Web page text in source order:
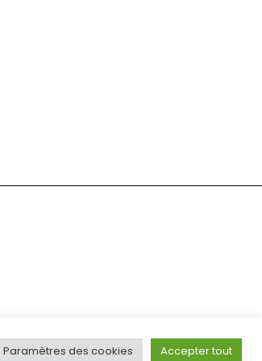
Paramètres des cookies Accepter tout